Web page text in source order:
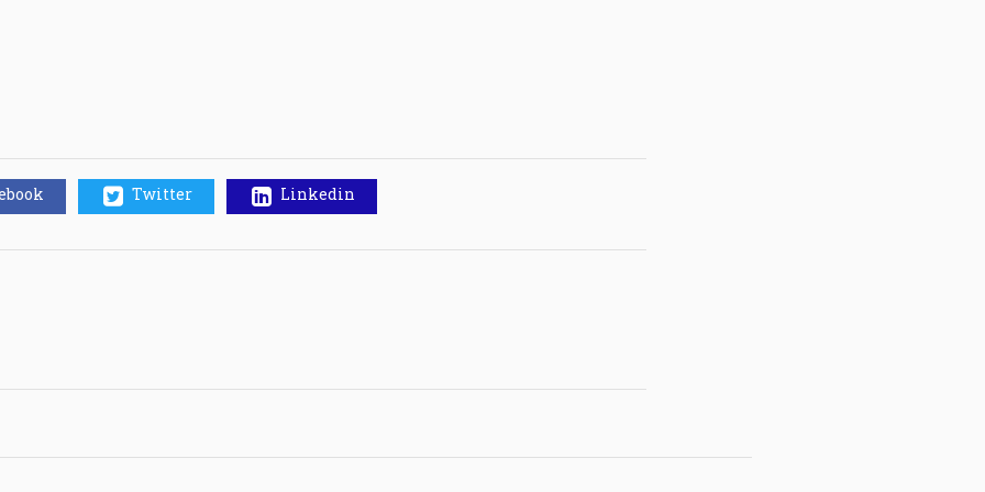
Twitter Linkedin